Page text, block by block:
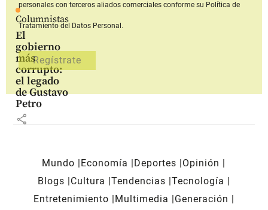
Columnistas
El
gobierno
más
corrupto:
el legado
de Gustavo
Petro
share
personales con terceros aliados comerciales conforme su Política de
Tratamiento del Datos Personal.
Mundo Economía Deportes
Opinión
Blogs
Cultura Tendencias Tecnología
Entretenimiento
Multimedia
Generación